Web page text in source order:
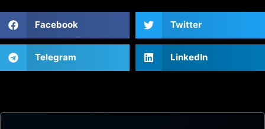
Facebook Twitter
Telegram LinkedIn